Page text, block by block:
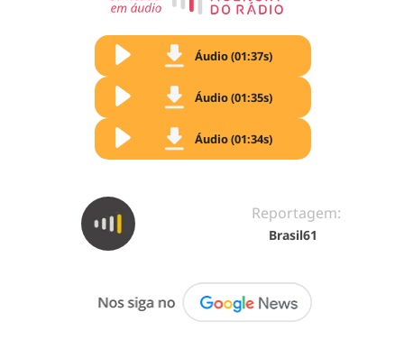
Áudio (01:37s)
Áudio (01:35s)
Áudio (01:34s)
Reportagem:
Brasil61